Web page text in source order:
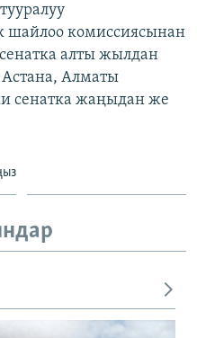
шайлоо комиссиясынан
алты жылдан
Астана, Алматы
сенатка жаңыдан же